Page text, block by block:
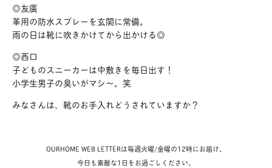
◎友廣
革用の防水スプレーを玄関に常備。
雨の日は靴に吹きかけてから出かける◎
◎西口
子どものスニーカーは中敷きを毎日出す！
小学生男子の臭いがマシ〜。笑
みなさんは、靴のお手入れどうされていますか？
OURHOME WEB LETTERは毎週火曜/金曜の12時にお届け。
今日も素敵な1日をお過ごしください。